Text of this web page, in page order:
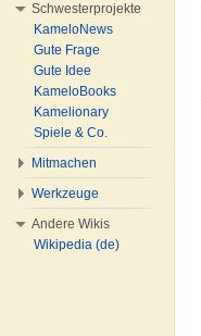
Schwesterprojekte
KameloNews
Gute Frage
Gute Idee
KameloBooks
Kamelionary
Spiele & Co.
Mitmachen
Werkzeuge
Andere Wikis
Wikipedia (de)